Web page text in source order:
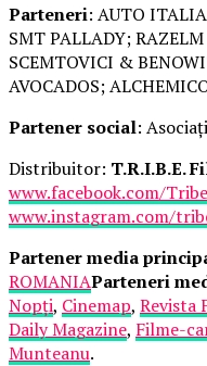
Parteneri: AUTO
SMT PALLADY; RAZELM
SCEMTOVICI &
AVOCADOS;
Partener social:
Distribuitor: T.R.I.B.E.
www.facebook.com/
www.instagram.com/
Partener media
ROMANIAParteneri
Nopți, Cinemap, Revista
Daily Magazine, Filme-
Munteanu.